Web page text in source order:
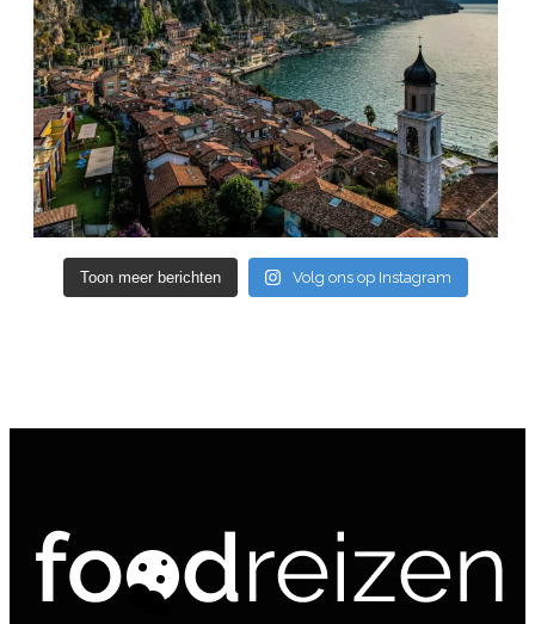
Toon meer berichten Volg ons op Instagram